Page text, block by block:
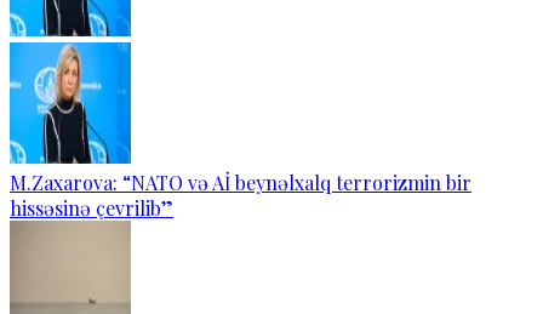
M.Zaxarova: “NATO və Aİ beynəlxalq terrorizmin bir
hissəsinə çevrilib”